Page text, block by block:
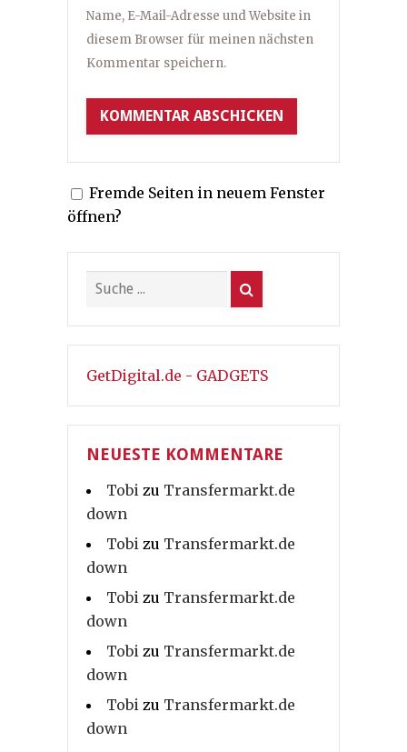
Name, E-Mail-Adresse und Website in
diesem Browser für meinen nächsten
Kommentar speichern.
Fremde Seiten in neuem Fenster
öffnen?
GetDigital.de - GADGETS
NEUESTE KOMMENTARE
Tobi zu Transfermarkt.de
down
Tobi zu Transfermarkt.de
down
Tobi zu Transfermarkt.de
down
Tobi zu Transfermarkt.de
down
Tobi zu Transfermarkt.de
down